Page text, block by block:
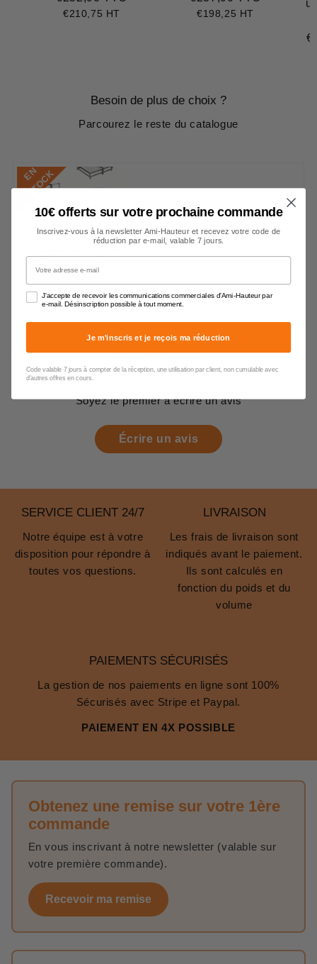
régulier
€210,75 HT
régulier
€198,25 HT
Besoin de plus de choix ?
Parcourez le reste du catalogue
E
N
S
T
O
C
K
SCA1990 sur mesure ( uni...
Prix
régulier
€0,00 TTC€0,00
€0,00 HT
Avis Clients
Soyez le premier à écrire un avis
Écrire un avis
SERVICE CLIENT 24/7
Notre équipe est à votre
disposition pour répondre à
toutes vos questions.
LIVRAISON
Les frais de livraison sont
indiqués avant le paiement.
Ils sont calculés en
fonction du poids et du
volume
PAIEMENTS SÉCURISÉS
La gestion de nos paiements en ligne sont 100%
Sécurisés avec Stripe et Paypal.
PAIEMENT EN 4X POSSIBLE
Obtenez une remise sur votre 1ère
commande
En vous inscrivant à notre newsletter (valable sur
votre première commande).
Recevoir ma remise
10€ offerts sur votre prochaine commande
Inscrivez-vous à la newsletter Ami-Hauteur et recevez votre code de
réduction par e-mail, valable 7 jours.
Votre adresse e-mail
J'accepte de recevoir les communications commerciales d'Ami-Hauteur par
e-mail. Désinscription possible à tout moment.
Je m'inscris et je reçois ma réduction
Code valable 7 jours à compter de la réception, une utilisation par client, non cumulable avec
d'autres offres en cours.